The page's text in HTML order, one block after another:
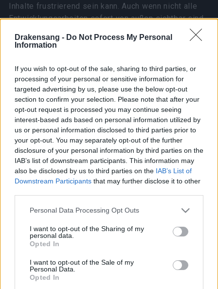
Drakensang - Do Not Process My Personal
Information
If you wish to opt-out of the sale, sharing to third parties, or
processing of your personal or sensitive information for
targeted advertising by us, please use the below opt-out
section to confirm your selection. Please note that after your
opt-out request is processed you may continue seeing
interest-based ads based on personal information utilized by
us or personal information disclosed to third parties prior to
your opt-out. You may separately opt-out of the further
disclosure of your personal information by third parties on the
IAB’s list of downstream participants. This information may
also be disclosed by us to third parties on the IAB’s List of
Downstream Participants that may further disclose it to other
Please note that this website/app uses one or more Google
not limited to your visit or usage behaviour. You may click to
grant or deny consent to Google and its third-party tags to
use your data for below specified purposes in below Google
consent section.
Personal Data Processing Opt Outs
I want to opt-out of the Sharing of my
personal data.
Opted In
I want to opt-out of the Sale of my
Personal Data.
Opted In
Inhalte frustrierend sein kann. Auch wenn nicht alle
Entwicklungsarbeiten sofort von außen sichtbar sind,
hat das Team während dieser Zeit weiterhin hinter
den Kulissen daran gearbeitet, Vorbereitung,
verbessern.
Um die Wartezeit angenehmer zu gestalten, werden
wir außerdem zeitlich begrenzte Angebote bis zur
Veröffentlichung anbieten:
Gnob-Angebot – Pet Arachna: 12.05.2026 –
13.05.2026
Gnob-Angebot – Easter: 13.05.2026 – 14.05.2026
Gnob-Angebot – New Moon: 14.05.2026 –
15.05.2026
Gnob-Angebot – Sargon: 15.05.2026 –
Gnob-Angebot – Full Moon: 16.05.2026 –
17.05.2026
Gnob-Angebot – Pet Heredur: 17.05.2026 –
18.05.2026